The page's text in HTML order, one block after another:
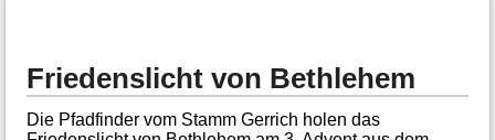
Friedenslicht von Bethlehem
Die Pfadfinder vom Stamm Gerrich holen das